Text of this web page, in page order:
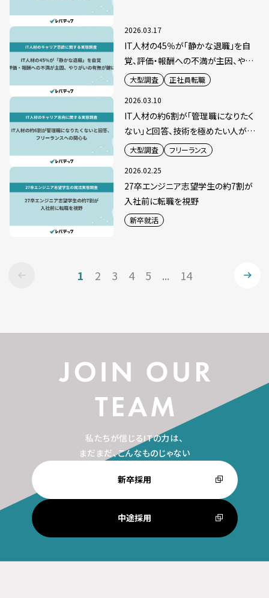
2026.03.17
IT人材の45％が「静かな退職」を自
覚、評価・報酬への不満が主因、やり
がいの有無が鍵に
大型調査
正社員転職
2026.03.10
IT人材の約6割が「管理職になりたく
ない」と回答、技術を極めたい人が半
数超
大型調査
フリーランス
2026.02.25
27卒エンジニア志望学生の約7割が
入社前に転職を視野
新卒就活
1 2 3 4 5 ... 14
私たちが信じるITの力は、
まだまだ、こんなものじゃない
新卒採用
中途採用